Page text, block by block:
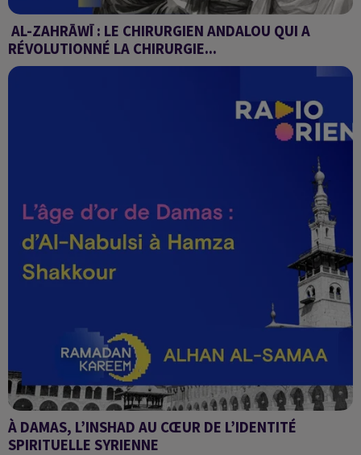
AL-ZAHRĀWĪ : LE CHIRURGIEN ANDALOU QUI A
RÉVOLUTIONNÉ LA CHIRURGIE...
Les penseurs de l'Islam
À DAMAS, L’INSHAD AU CŒUR DE L’IDENTITÉ
SPIRITUELLE SYRIENNE